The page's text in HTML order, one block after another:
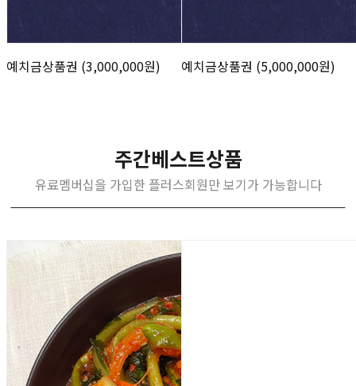
예치금상품권 (3,000,000원) 예치금상품권 (5,000,000원)
주간베스트상품
유료멤버십을 가입한 플러스회원만 보기가 가능합니다